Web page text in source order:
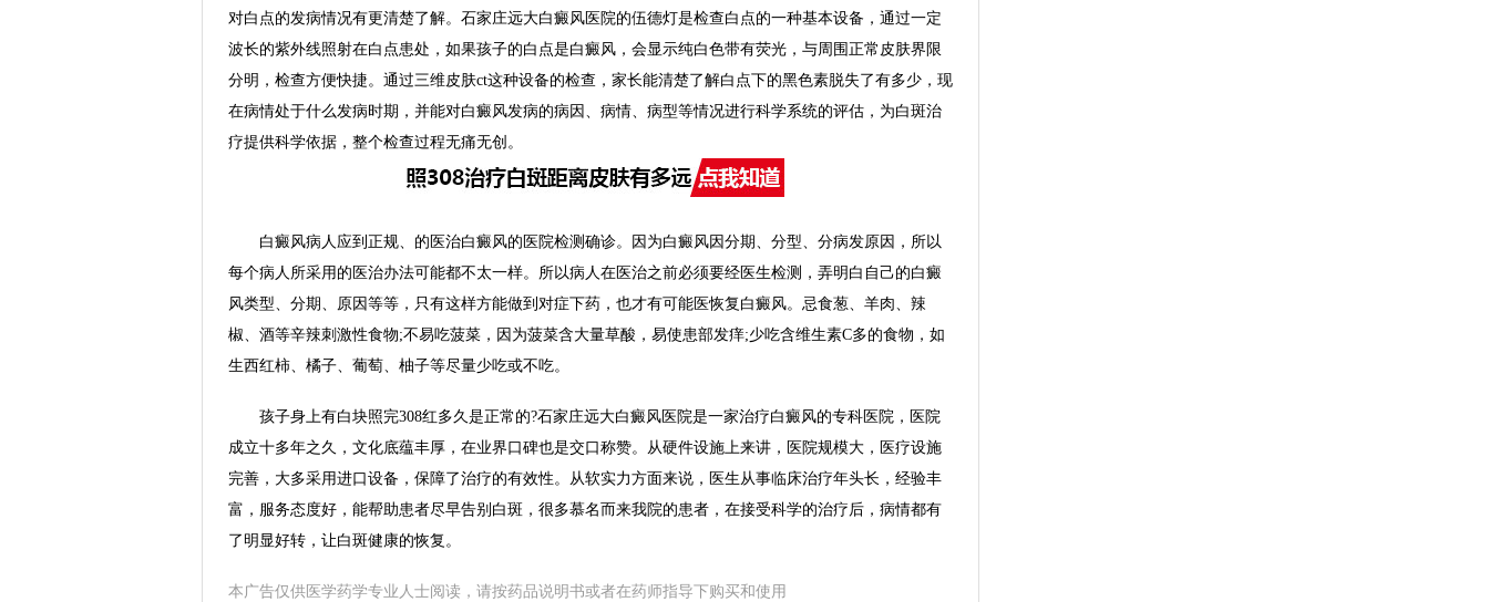
对白点的发病情况有更清楚了解。石家庄远大白癜风医院的伍德灯是检查白点的一种基本设备，通过一定
波长的紫外线照射在白点患处，如果孩子的白点是白癜风，会显示纯白色带有荧光，与周围正常皮肤界限
分明，检查方便快捷。通过三维皮肤ct这种设备的检查，家长能清楚了解白点下的黑色素脱失了有多少，现
在病情处于什么发病时期，并能对白癜风发病的病因、病情、病型等情况进行科学系统的评估，为白斑治
疗提供科学依据，整个检查过程无痛无创。
白癜风病人应到正规、的医治白癜风的医院检测确诊。因为白癜风因分期、分型、分病发原因，所以
每个病人所采用的医治办法可能都不太一样。所以病人在医治之前必须要经医生检测，弄明白自己的白癜
风类型、分期、原因等等，只有这样方能做到对症下药，也才有可能医恢复白癜风。忌食葱、羊肉、辣
椒、酒等辛辣刺激性食物;不易吃菠菜，因为菠菜含大量草酸，易使患部发痒;少吃含维生素C多的食物，如
生西红柿、橘子、葡萄、柚子等尽量少吃或不吃。
孩子身上有白块照完308红多久是正常的?石家庄远大白癜风医院是一家治疗白癜风的专科医院，医院
成立十多年之久，文化底蕴丰厚，在业界口碑也是交口称赞。从硬件设施上来讲，医院规模大，医疗设施
完善，大多采用进口设备，保障了治疗的有效性。从软实力方面来说，医生从事临床治疗年头长，经验丰
富，服务态度好，能帮助患者尽早告别白斑，很多慕名而来我院的患者，在接受科学的治疗后，病情都有
了明显好转，让白斑健康的恢复。
本广告仅供医学药学专业人士阅读，请按药品说明书或者在药师指导下购买和使用